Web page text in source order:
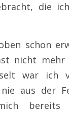
die
schon
nicht mehr
war ich
aus der
bereits